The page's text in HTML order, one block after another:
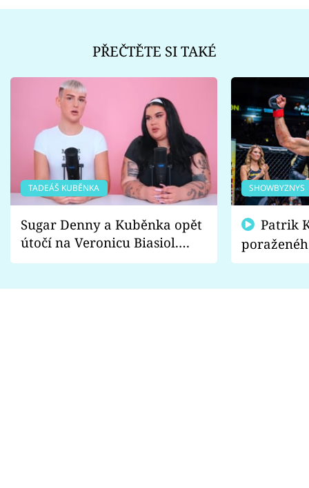
PŘEČTĚTE SI TAKÉ
TADEÁŠ KUBĚNKA
Sugar Denny a Kuběnka opět
útočí na Veronicu Biasiol.
Proč je podle nich falešná a
SHOWBYZNYS
fanoušci